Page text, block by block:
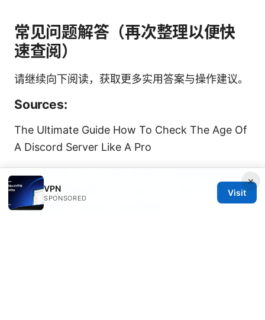
常见问题解答（再次整理以便快
速查阅）
请继续向下阅读，获取更多实用答案与操作建议。
Sources:
The Ultimate Guide How To Check The Age Of
A Discord Server Like A Pro
连上VPN后上不了外网？别慌！这篇终极指南帮你
搞定所有连接问题 2026
蓝灯vpn下载：完整指南
与最新速评，含对比与实测数据
×
VPN
SPONSORED
Visit